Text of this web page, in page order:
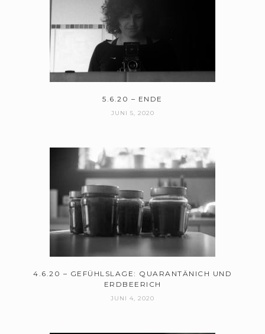
5.6.20 – ENDE
JUNI 5, 2020
4.6.20 – GEFÜHLSLAGE: QUARANTÄNICH UND
ERDBEERICH
JUNI 4, 2020